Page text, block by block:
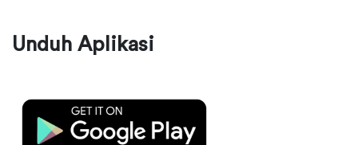
Unduh Aplikasi